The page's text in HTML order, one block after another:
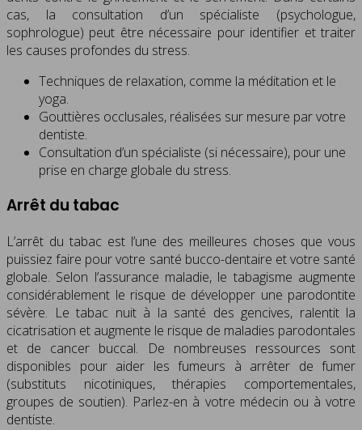
cas, la consultation d’un spécialiste (psychologue,
sophrologue) peut être nécessaire pour identifier et traiter
les causes profondes du stress.
Techniques de relaxation, comme la méditation et le
yoga.
Gouttières occlusales, réalisées sur mesure par votre
dentiste.
Consultation d’un spécialiste (si nécessaire), pour une
prise en charge globale du stress.
Arrêt du tabac
L’arrêt du tabac est l’une des meilleures choses que vous
puissiez faire pour votre santé bucco-dentaire et votre santé
globale. Selon l’assurance maladie, le tabagisme augmente
considérablement le risque de développer une parodontite
sévère. Le tabac nuit à la santé des gencives, ralentit la
cicatrisation et augmente le risque de maladies parodontales
et de cancer buccal. De nombreuses ressources sont
disponibles pour aider les fumeurs à arrêter de fumer
(substituts nicotiniques, thérapies comportementales,
groupes de soutien). Parlez-en à votre médecin ou à votre
dentiste.